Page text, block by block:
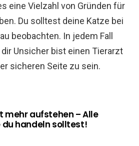
eine Vielzahl von Gründen für
Du solltest deine Katze bei
beobachten. In jedem Fall
Unsicher bist einen Tierarzt
sicheren Seite zu sein.
mehr aufstehen – Alle
du handeln solltest!